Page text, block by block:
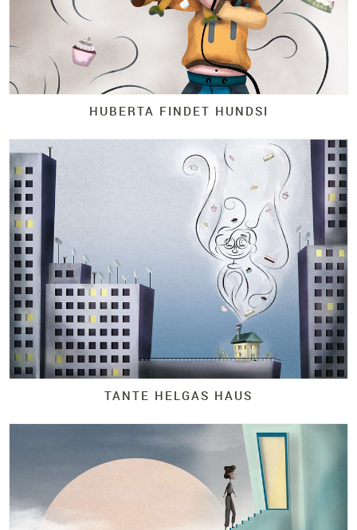
HUBERTA FINDET HUNDSI
TANTE HELGAS HAUS